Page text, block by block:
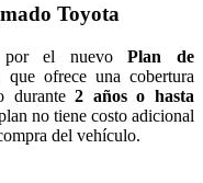
Toyota
por el nuevoPlan de
que ofrece una cobertura
durante2 años o hasta
no tiene costo adicional
del vehículo.